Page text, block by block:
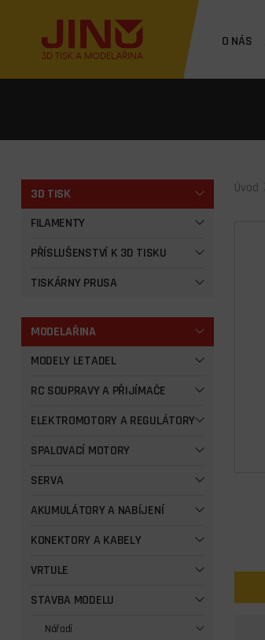
O NÁS
3D TISK
FILAMENTY
PŘÍSLUŠENSTVÍ K 3D TISKU
TISKÁRNY PRUSA
MODELAŘINA
MODELY LETADEL
RC SOUPRAVY A PŘIJÍMAČE
ELEKTROMOTORY A REGULÁTORY
SPALOVACÍ MOTORY
SERVA
AKUMULÁTORY A NABÍJENÍ
KONEKTORY A KABELY
VRTULE
STAVBA MODELU
Nářadí
Úvod